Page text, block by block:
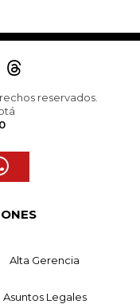
reservados.
Alta Gerencia
Asuntos Legales